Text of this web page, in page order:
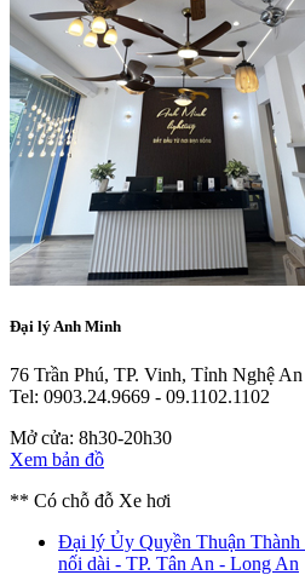
Đại lý Anh Minh
76 Trần Phú, TP. Vinh, Tỉnh Nghệ An
Tel: 0903.24.9669 - 09.1102.1102
Mở cửa: 8h30-20h30
Xem bản đồ
** Có chỗ đỗ Xe hơi
Đại lý Ủy Quyền Thuận Thành
nối dài - TP. Tân An - Long An